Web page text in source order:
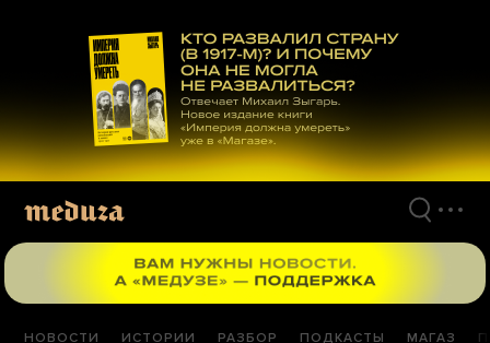
материалам
НОВОСТИ ИСТОРИИ РАЗБОР ПОДКАСТЫ МАГАЗ